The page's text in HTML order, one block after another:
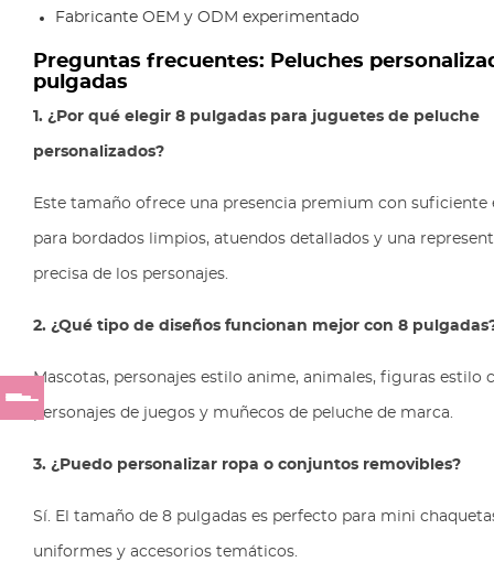
Fabricante OEM y ODM experimentado
Preguntas frecuentes: Peluches
pulgadas
1. ¿Por qué elegir 8 pulgadas para juguetes de peluche
personalizados?
Este tamaño ofrece una presencia premium con suficiente
para bordados limpios, atuendos detallados y una
precisa de los personajes.
2. ¿Qué tipo de diseños funcionan mejor con 8
Mascotas, personajes estilo anime, animales, figuras estilo
personajes de juegos y muñecos de peluche de marca.
3. ¿Puedo personalizar ropa o conjuntos removibles?
Sí. El tamaño de 8 pulgadas es perfecto para mini
uniformes y accesorios temáticos.